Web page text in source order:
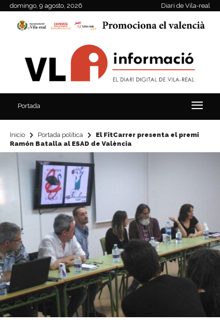
domingo, 9 agosto, 2026 Diari de Vila-real
Portada
Inicio Portada política
El FitCarrer presenta el premi
Ramón Batalla al ESAD de València